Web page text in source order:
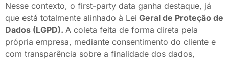
Nesse contexto, o first-party data ganha destaque, já
que está totalmente alinhado à Lei Geral de Proteção de
Dados (LGPD). A coleta feita de forma direta pela
própria empresa, mediante consentimento do cliente e
com transparência sobre a finalidade dos dados,